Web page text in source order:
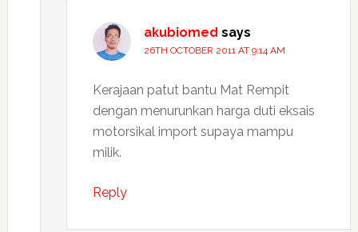
akubiomed says
26TH OCTOBER 2011 AT 9:14 AM
Kerajaan patut bantu Mat Rempit
dengan menurunkan harga duti eksais
motorsikal import supaya mampu
milik.
Reply